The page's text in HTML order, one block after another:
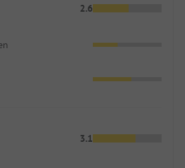
2.6
3.1